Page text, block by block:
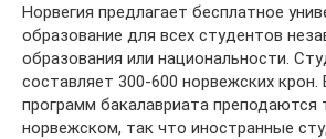
Норвегия предлагает бесплатное
образование для всех студентов
образования или национальности.
составляет 300-600 норвежских
программ бакалавриата преподаются
норвежском, так что иностранные